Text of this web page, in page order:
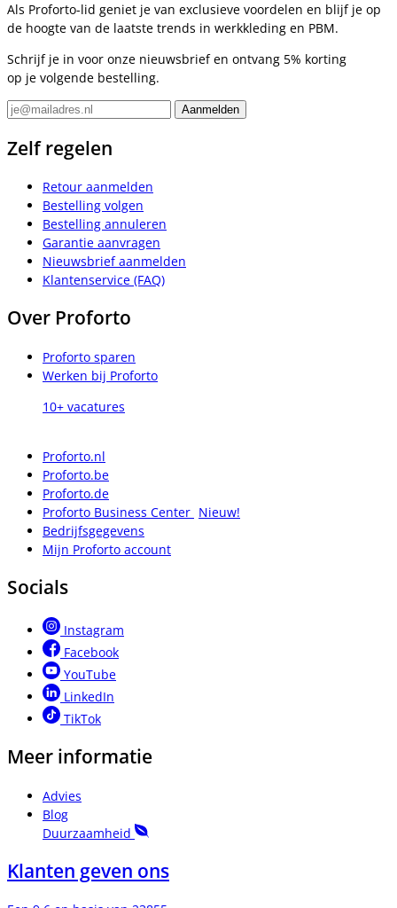
Als Proforto-lid geniet je van exclusieve voordelen en blijf je op
de hoogte van de laatste trends in werkkleding en PBM.
Schrijf je in voor onze nieuwsbrief en ontvang 5% korting
op je volgende bestelling.
Zelf regelen
Retour aanmelden
Bestelling volgen
Bestelling annuleren
Garantie aanvragen
Nieuwsbrief aanmelden
Klantenservice (FAQ)
Over Proforto
Proforto sparen
Werken bij Proforto
10+ vacatures
Proforto.nl
Proforto.be
Proforto.de
Proforto Business Center Nieuw!
Bedrijfsgegevens
Mijn Proforto account
Socials
Instagram
Facebook
YouTube
LinkedIn
TikTok
Meer informatie
Advies
Blog
Duurzaamheid
Klanten geven ons